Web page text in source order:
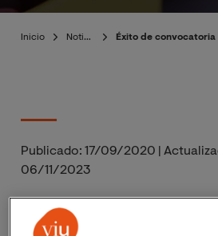
Inicio Noticias Éxito de
Publicado: 17/09/2020
06/11/2023
La primera edición recibe